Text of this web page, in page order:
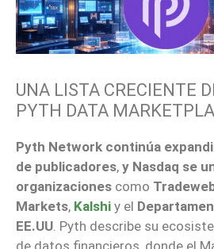
UNA LISTA CRECIENTE
PYTH DATA
Pyth Network continúa
de publicadores, y Nasdaq se
organizaciones como
Markets, Kalshi y el
EE.UU . Pyth describe su
de datos financieros, donde el